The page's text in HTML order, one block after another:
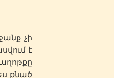
չի
է
քնած